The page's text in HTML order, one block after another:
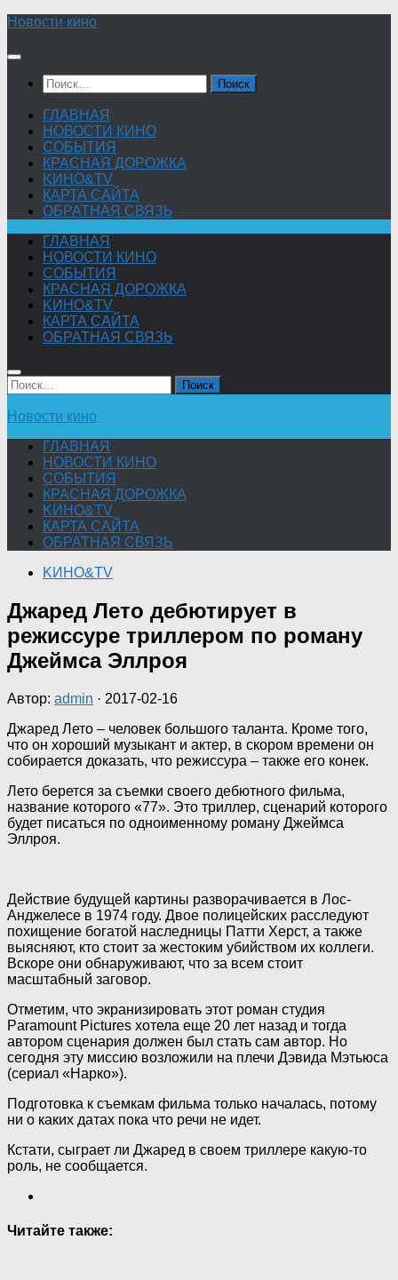
Skip
content
Новости кино
Найти:
ГЛАВНАЯ
НОВОСТИ КИНО
СОБЫТИЯ
КРАСНАЯ ДОРОЖКА
KИНО&TV
КАРТА САЙТА
ОБРАТНАЯ СВЯЗЬ
ГЛАВНАЯ
НОВОСТИ КИНО
СОБЫТИЯ
КРАСНАЯ ДОРОЖКА
KИНО&TV
КАРТА САЙТА
ОБРАТНАЯ СВЯЗЬ
Найти:
Новости кино
ГЛАВНАЯ
НОВОСТИ КИНО
СОБЫТИЯ
КРАСНАЯ ДОРОЖКА
KИНО&TV
КАРТА САЙТА
ОБРАТНАЯ СВЯЗЬ
KИНО&TV
Джаред Лето дебютирует в
режиссуре триллером по роману
Джеймса Эллроя
Автор: admin · 2017-02-16
Джаред Лето – человек большого таланта. Кроме того,
что он хороший музыкант и актер, в скором времени он
собирается доказать, что режиссура – также его конек.
Лето берется за съемки своего дебютного фильма,
название которого «77». Это триллер, сценарий которого
будет писаться по одноименному роману Джеймса
Эллроя.
Действие будущей картины разворачивается в Лос-
Анджелесе в 1974 году. Двое полицейских расследуют
похищение богатой наследницы Патти Херст, а также
выясняют, кто стоит за жестоким убийством их коллеги.
Вскоре они обнаруживают, что за всем стоит
масштабный заговор.
Отметим, что экранизировать этот роман студия
Paramount Pictures хотела еще 20 лет назад и тогда
автором сценария должен был стать сам автор. Но
сегодня эту миссию возложили на плечи Дэвида Мэтьюса
(сериал «Нарко»).
Подготовка к съемкам фильма только началась, потому
ни о каких датах пока что речи не идет.
Кстати, сыграет ли Джаред в своем триллере какую-то
роль, не сообщается.
Читайте также: